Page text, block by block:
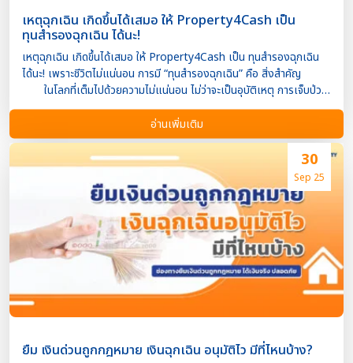
เหตุฉุกเฉิน เกิดขึ้นได้เสมอ ให้ Property4Cash เป็น
ทุนสำรองฉุกเฉิน ได้นะ!
เหตุฉุกเฉิน เกิดขึ้นได้เสมอ ให้ Property4Cash เป็น ทุนสำรองฉุกเฉิน
ได้นะ! เพราะชีวิตไม่แน่นอน การมี “ทุนสำรองฉุกเฉิน” คือ สิ่งสำคัญ
ในโลกที่เต็มไปด้วยความไม่แน่นอน ไม่ว่าจะเป็นอุบัติเหตุ การเจ็บป่วย
ฉุกเฉิน ภาวะตกงาน หรือสถานการณ์เศรษฐกิจที่เปลี่ยนแปลงอย่าง
รวดเร็ว เหตุฉุกเฉินสามารถเกิดขึ้นได้ทุกเมื่อ การมี เงินทุนสำรองฉุกเฉิน
จึงไม่ใช่ทางเลือกอีกต่อไป แต่คือ “ความจำเป็น” ที่ทุกคนควรเตรียมพร้อม
ทุนสำรองฉุกเฉิน สำคัญแค่ไหน? หลายคนอาจมองข้ามเรื่องนี้
จนเมื่อเกิดเหตุการณ์จริงกลับไม่มีเงินใช้จ่าย ทำให้ต้องพึ่งพาหนี้สิน
ดอกเบี้ยสูง หรือเกิดความเครียดสะสม การเตรียมเงินสำรองไว้จึงช่วยให้
คุณรับมือกับวิกฤตได้อย่างมีสติ และไม่กระทบต่อแผนการเงินในระยะยาว
แล้วจะสร้างเงินทุนสำรองได้อย่างไร? ก็ให้ Property4Cash เงินด่วน
อสังหา เป็นทางเลือกของคุณสิคะ! Property4Cash เงินด่วน
อสังหา รับจำนอง ขายฝาก ช่วยเป็นคลังทุนสำรองที่เปิดโอกาสให้ทุกคน
เข้าถึงโอกาสทางการเงิน เพียงแค่คุณมีโฉนด ก็นำมาเปลี่ยนเป็นทุนได้ ไม่
ว่าคุณจะทำอาชีพไหนก็สามารถขอสินเชื่อกับเราได้ เพร […]
อ่านเพิ่มเติม
30
Sep 25
ยืม เงินด่วนถูกกฎหมาย เงินฉุกเฉิน อนุมัติไว มีที่ไหนบ้าง?